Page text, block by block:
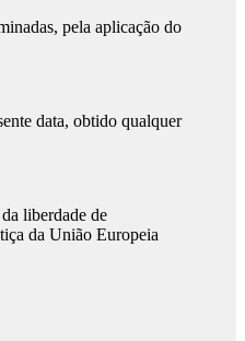
pela aplicação do
data, obtido qualquer
liberdade de
da União Europeia